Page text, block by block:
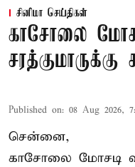
சினிமா செய்திகள்
காசோலை
Published on: 08 Aug 2026,
சென்னை,
காசோலை மோசடி